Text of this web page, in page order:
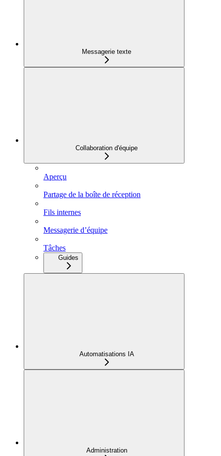
Messagerie texte
Collaboration d'équipe
Aperçu
Partage de la boîte de réception
Fils internes
Messagerie d’équipe
Tâches
Guides
Automatisations IA
Administration